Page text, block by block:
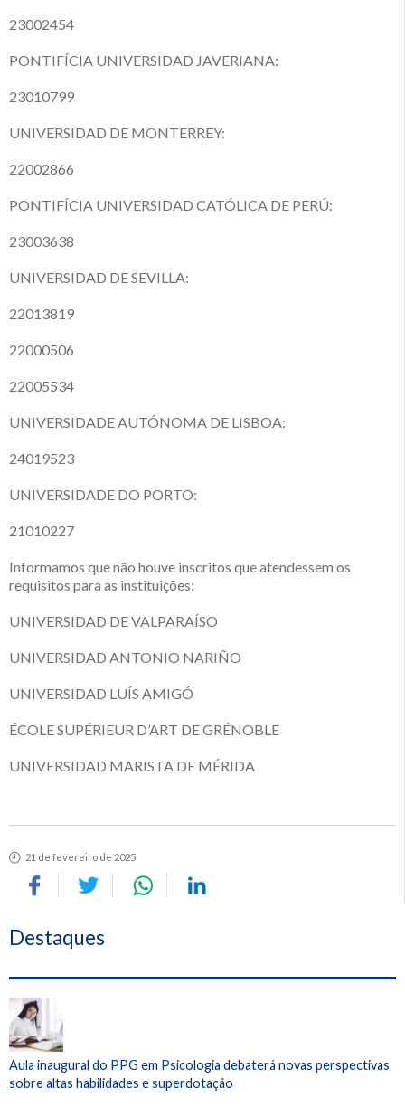
23002454
PONTIFÍCIA UNIVERSIDAD JAVERIANA:
23010799
UNIVERSIDAD DE MONTERREY:
22002866
PONTIFÍCIA UNIVERSIDAD CATÓLICA DE PERÚ:
23003638
UNIVERSIDAD DE SEVILLA:
22013819
22000506
22005534
UNIVERSIDADE AUTÓNOMA DE LISBOA:
24019523
UNIVERSIDADE DO PORTO:
21010227
Informamos que não houve inscritos que atendessem os
requisitos para as instituições:
UNIVERSIDAD DE VALPARAÍSO
UNIVERSIDAD ANTONIO NARIÑO
UNIVERSIDAD LUÍS AMIGÓ
ÉCOLE SUPÉRIEUR D’ART DE GRÉNOBLE
UNIVERSIDAD MARISTA DE MÉRIDA
21 de fevereiro de 2025
Destaques
Aula inaugural do PPG em Psicologia debaterá novas perspectivas
sobre altas habilidades e superdotação